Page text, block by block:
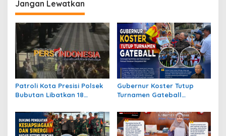
Jangan Lewatkan
Patroli Kota Presisi Polsek
Bubutan Libatkan 18
Gangguan Kamtibmas
Gubernur Koster Tutup
Turnamen Gateball
Perjuangan Atlet Bali Raih
Juara